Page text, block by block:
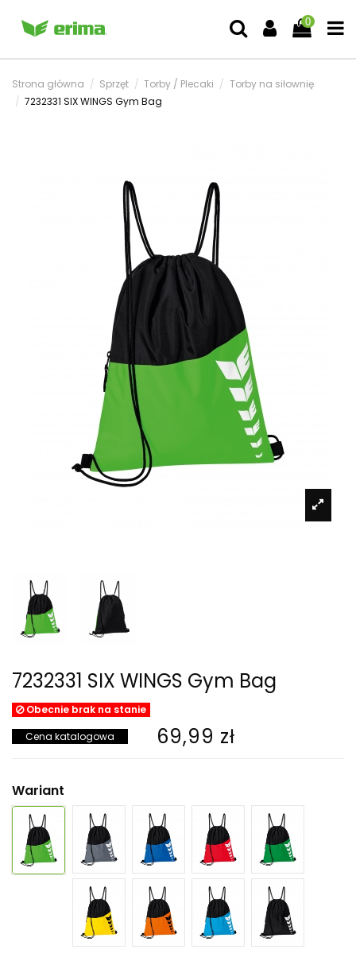
0
Strona główna Sprzęt Torby / Plecaki
Torby na siłownię
7232331 SIX WINGS Gym Bag
7232331 SIX WINGS Gym Bag
Obecnie brak na stanie
Cena katalogowa 69,99 zł
Wariant